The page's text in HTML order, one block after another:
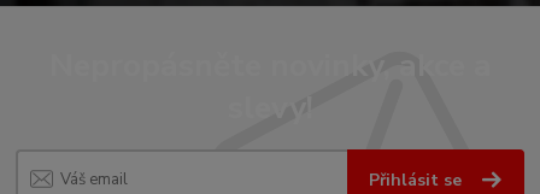
Přihlásit se